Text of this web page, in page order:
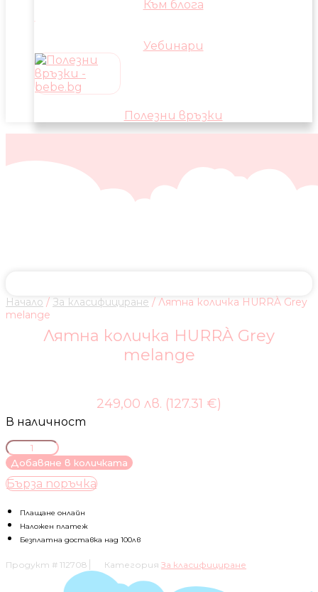
Към блога
Уебинари
Полезни връзки
Начало / За класифициране / Лятна количка HURRÀ Grey
melange
Лятна количка HURRÀ Grey
melange
249,00 лв. (127.31 €)
В наличност
количество
за
Лятна
количка
Grey
melange
Добавяне в количката
Бърза поръчка
Плащане онлайн
Наложен платеж
Безплатна доставка над 100лв
Продукт # 112708 Категория За класифициране